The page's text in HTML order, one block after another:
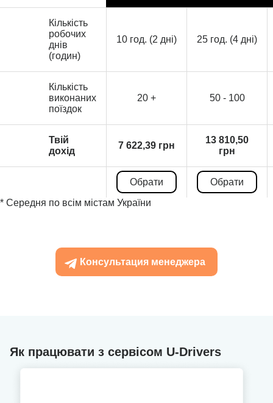
Кількість
робочих
днів
(годин)
10 год. (2 дні) 25 год. (4 дні)
Кількість
виконаних
поїздок
20 + 50 - 100
Твій
дохід
7 622,39 грн
13 810,50
грн
Обрати
Обрати
* Середня по всім містам України
Консультация менеджера
Як працювати з сервісом U-Drivers